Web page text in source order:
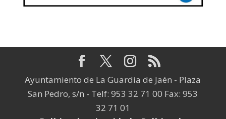
Ayuntamiento de La Guardia de Jaén - Plaza
San Pedro, s/n - Telf: 953 32 71 00 Fax: 953
32 71 01